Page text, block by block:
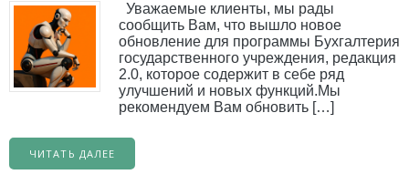
Уважаемые клиенты, мы рады
сообщить Вам, что вышло новое
обновление для программы Бухгалтерия
государственного учреждения, редакция
2.0, которое содержит в себе ряд
улучшений и новых функций.Мы
рекомендуем Вам обновить […]
ЧИТАТЬ ДАЛЕЕ